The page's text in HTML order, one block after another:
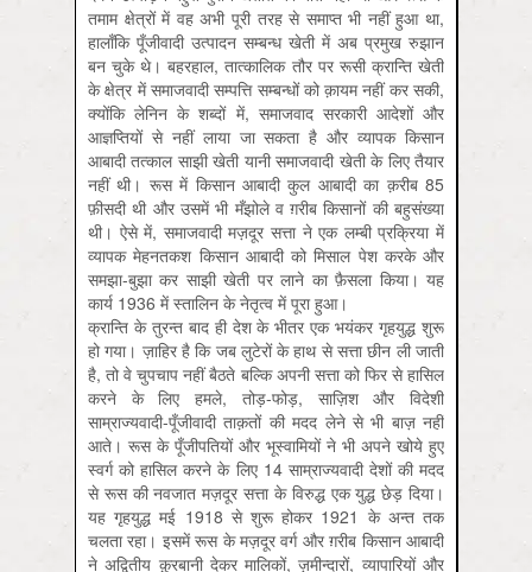
तमाम क्षेत्रों में वह अभी पूरी तरह से समाप्त भी नहीं हुआ था,
हालाँकि पूँजीवादी उत्पादन सम्बन्ध खेती में अब प्रमुख रुझान
बन चुके थे। बहरहाल, तात्कालिक तौर पर रूसी क्रान्ति खेती
के क्षेत्र में समाजवादी सम्पत्ति सम्बन्धों को क़ायम नहीं कर सकी,
क्योंकि लेनिन के शब्दों में, समाजवाद सरकारी आदेशों और
आज्ञप्तियों से नहीं लाया जा सकता है और व्यापक किसान
आबादी तत्काल साझी खेती यानी समाजवादी खेती के लिए तैयार
नहीं थी। रूस में किसान आबादी कुल आबादी का क़रीब 85
फ़ीसदी थी और उसमें भी मँझोले व ग़रीब किसानों की बहुसंख्या
थी। ऐसे में, समाजवादी मज़दूर सत्ता ने एक लम्बी प्रक्रिया में
व्यापक मेहनतकश किसान आबादी को मिसाल पेश करके और
समझा-बुझा कर साझी खेती पर लाने का फ़ैसला किया। यह
कार्य 1936 में स्तालिन के नेतृत्व में पूरा हुआ।
क्रान्ति के तुरन्त बाद ही देश के भीतर एक भयंकर गृहयुद्ध शुरू
हो गया। ज़ाहिर है कि जब लुटेरों के हाथ से सत्ता छीन ली जाती
है, तो वे चुपचाप नहीं बैठते बल्कि अपनी सत्ता को फिर से हासिल
करने के लिए हमले, तोड़-फोड़, साज़िश और विदेशी
साम्राज्यवादी-पूँजीवादी ताक़तों की मदद लेने से भी बाज़ नहीं
आते। रूस के पूँजीपतियों और भूस्वामियों ने भी अपने खोये हुए
स्वर्ग को हासिल करने के लिए 14 साम्राज्यवादी देशों की मदद
से रूस की नवजात मज़दूर सत्ता के विरुद्ध एक युद्ध छेड़ दिया।
यह गृहयुद्ध मई 1918 से शुरू होकर 1921 के अन्त तक
चलता रहा। इसमें रूस के मज़दूर वर्ग और ग़रीब किसान आबादी
ने अद्वितीय क़ुरबानी देकर मालिकों, ज़मीन्दारों, व्यापारियों और